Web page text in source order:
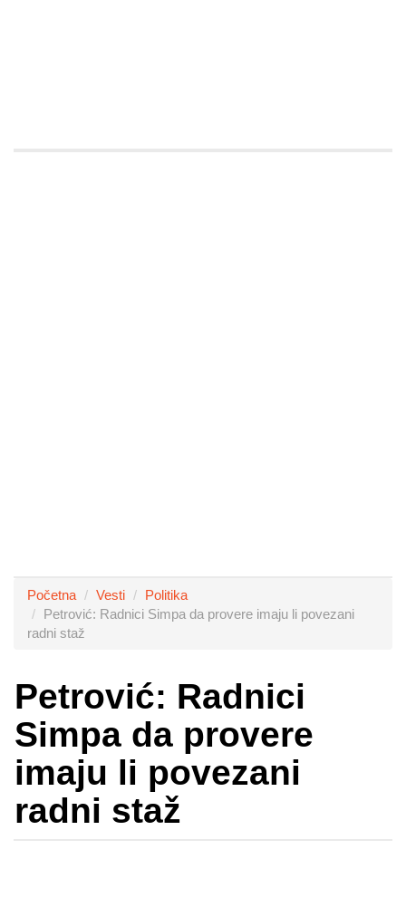
Početna Vesti
Politika
Petrović: Radnici Simpa da provere imaju li povezani
radni staž
Petrović: Radnici
Simpa da provere
imaju li povezani
radni staž